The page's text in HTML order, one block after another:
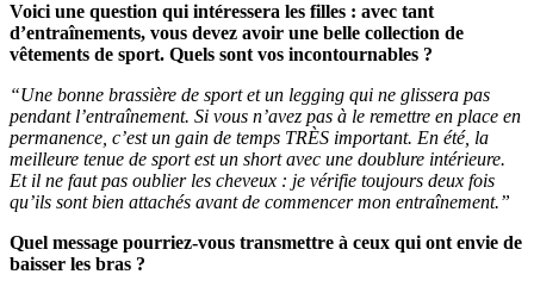
Voici une question qui intéressera les filles : avec tant
d’entraînements, vous devez avoir une belle collection de
vêtements de sport. Quels sont vos incontournables ?
“Une bonne brassière de sport et un legging qui ne glissera pas
pendant l’entraînement. Si vous n’avez pas à le remettre en place en
permanence, c’est un gain de temps TRÈS important. En été, la
meilleure tenue de sport est un short avec une doublure intérieure.
Et il ne faut pas oublier les cheveux : je vérifie toujours deux fois
qu’ils sont bien attachés avant de commencer mon entraînement.”
Quel message pourriez-vous transmettre à ceux qui ont envie de
baisser les bras ?